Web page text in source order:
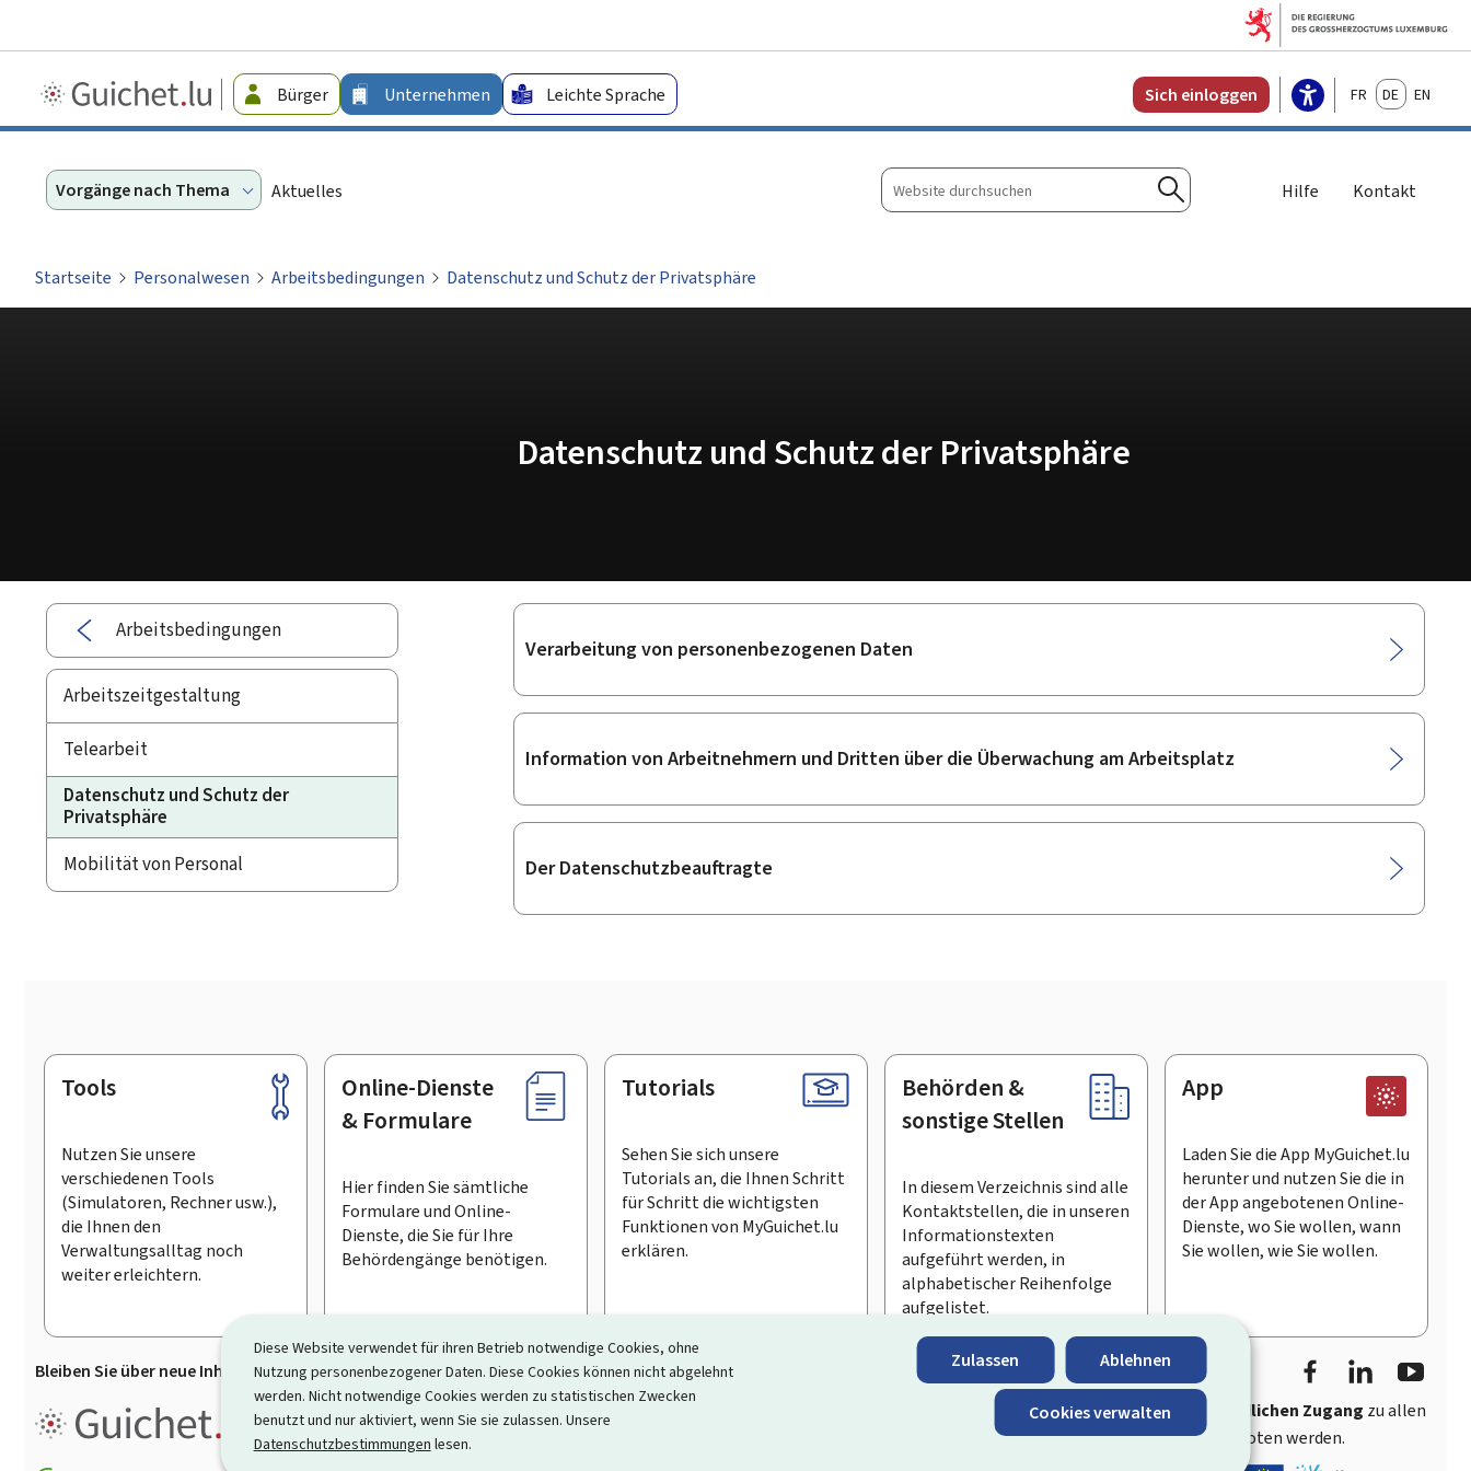
Diese Website verwendet für ihren Betrieb notwendige Cookies, ohne
Nutzung personenbezogener Daten. Diese Cookies können nicht abgelehnt
werden. Nicht notwendige Cookies werden zu statistischen Zwecken
benutzt und nur aktiviert, wenn Sie sie zulassen. Unsere
Datenschutzbestimmungen lesen.
Zulassen Ablehnen
Cookies verwalten
Guichet.lu
-
Bürger Unternehmen Leichte Sprache Sich einloggen FrançaisDeutschEnglish
Vorgänge nach Thema Aktuelles
Website
durchsuchen
Suchen
Hilfe Kontakt
Startseite Personalwesen Arbeitsbedingungen Datenschutz und Schutz der Privatsphäre
Datenschutz und Schutz der Privatsphäre
Arbeitsbedingungen
Arbeitszeitgestaltung
Telearbeit
Datenschutz und Schutz der
Privatsphäre
Mobilität von Personal
Unterrubriken
Verarbeitung von personenbezogenen Daten
Information von Arbeitnehmern und Dritten über die Überwachung am Arbeitsplatz
Der Datenschutzbeauftragte
Footer
Tools
Nutzen Sie unsere
verschiedenen Tools
(Simulatoren, Rechner usw.),
die Ihnen den
Verwaltungsalltag noch
weiter erleichtern.
Online-Dienste
& Formulare
Hier finden Sie sämtliche
Formulare und Online-
Dienste, die Sie für Ihre
Behördengänge benötigen.
Tutorials
Sehen Sie sich unsere
Tutorials an, die Ihnen Schritt
für Schritt die wichtigsten
Funktionen von MyGuichet.lu
erklären.
Behörden &
sonstige Stellen
In diesem Verzeichnis sind alle
Kontaktstellen, die in unseren
Informationstexten
aufgeführt werden, in
alphabetischer Reihenfolge
aufgelistet.
App
Laden Sie die App MyGuichet.lu
herunter und nutzen Sie die in
der App angebotenen Online-
Dienste, wo Sie wollen, wann
Sie wollen, wie Sie wollen.
Bleiben Sie über neue Inhalte auf Guichet.lu informiert Den Newsletter abonnieren
FacebookLinkedIn
Guichet.lu ist ein Informationsportal, das Ihre Interaktion mit dem Staat vereinfacht schnellen und benutzerfreundlichen Zugang zu allen
Informationen, Behördengängen und Dienstleistungen, die von den Behörden und sonstigen öffentlichen Stellen Luxemburgs angeboten werden.